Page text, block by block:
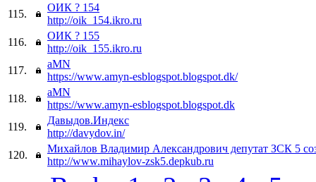
115.
ОИК ? 154
http://oik_154.ikro.ru
116.
ОИК ? 155
http://oik_155.ikro.ru
117.
aMN
https://www.amyn-esblogspot.blogspot.dk/
118.
aMN
https://www.amyn-esblogspot.blogspot.dk
119.
Давыдов.Индекс
http://davydov.in/
120.
Михайлов Владимир Александрович депутат ЗСК 5
http://www.mihaylov-zsk5.depkub.ru